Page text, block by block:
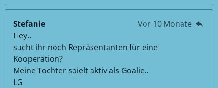
Stefanie
Vor 10 Monate
Hey..
sucht ihr noch Repräsentanten für eine
Kooperation?
Meine Tochter spielt aktiv als Goalie..
LG